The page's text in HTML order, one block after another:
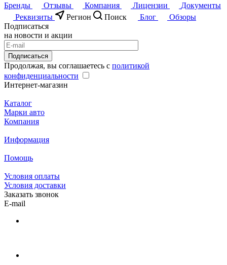
Бренды
Отзывы Компания Лицензии
Документы
Реквизиты
Регион Поиск Блог
Обзоры
Подписаться
на новости и акции
Подписаться
Продолжая, вы соглашаетесь с политикой
конфиденциальности
Интернет-магазин
Каталог
Марки авто
Компания
Информация
Помощь
Условия оплаты
Условия доставки
Заказать звонок
E-mail